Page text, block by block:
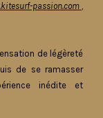
passion.com ,
de légèreté
de se ramasser
inédite et